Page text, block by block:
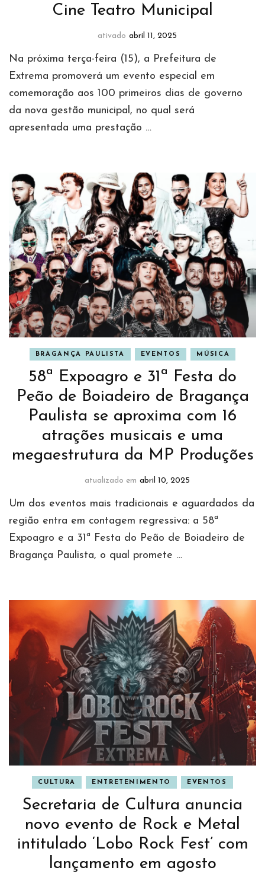
Cine Teatro Municipal
ativado abril 11, 2025
Na próxima terça-feira (15), a Prefeitura de
Extrema promoverá um evento especial em
comemoração aos 100 primeiros dias de governo
da nova gestão municipal, no qual será
apresentada uma prestação …
BRAGANÇA PAULISTA EVENTOS MÚSICA
58ª Expoagro e 31ª Festa do
Peão de Boiadeiro de Bragança
Paulista se aproxima com 16
atrações musicais e uma
megaestrutura da MP Produções
atualizado em abril 10, 2025
Um dos eventos mais tradicionais e aguardados da
região entra em contagem regressiva: a 58ª
Expoagro e a 31ª Festa do Peão de Boiadeiro de
Bragança Paulista, o qual promete …
CULTURA ENTRETENIMENTO EVENTOS
Secretaria de Cultura anuncia
novo evento de Rock e Metal
intitulado ‘Lobo Rock Fest’ com
lançamento em agosto